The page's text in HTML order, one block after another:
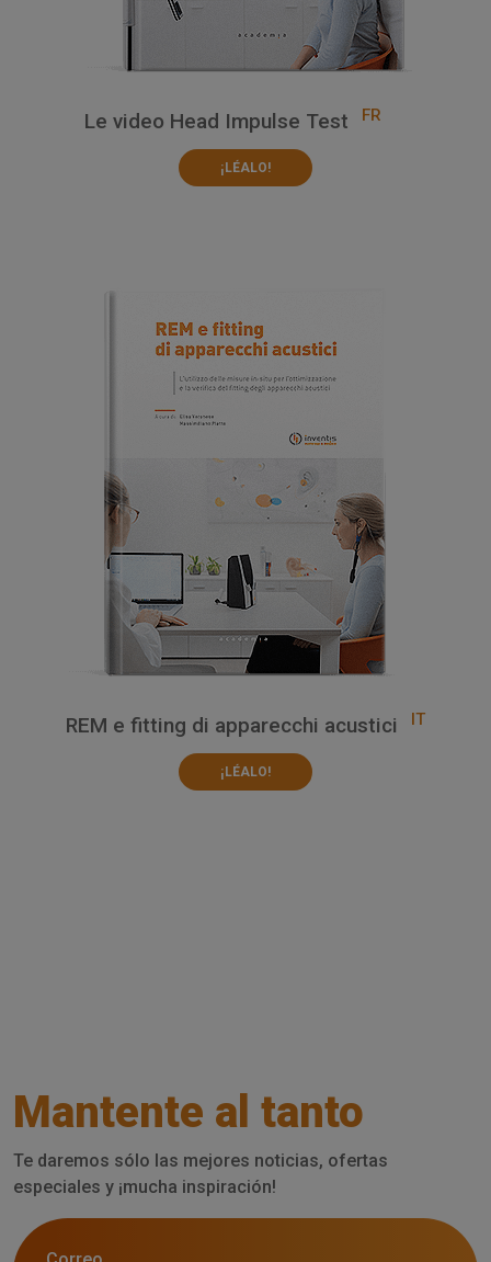
Le video Head Impulse Test FR
¡LÉALO!
REM e fitting di apparecchi acustici IT
¡LÉALO!
Mantente al tanto
Te daremos sólo las mejores noticias, ofertas
especiales y ¡mucha inspiración!